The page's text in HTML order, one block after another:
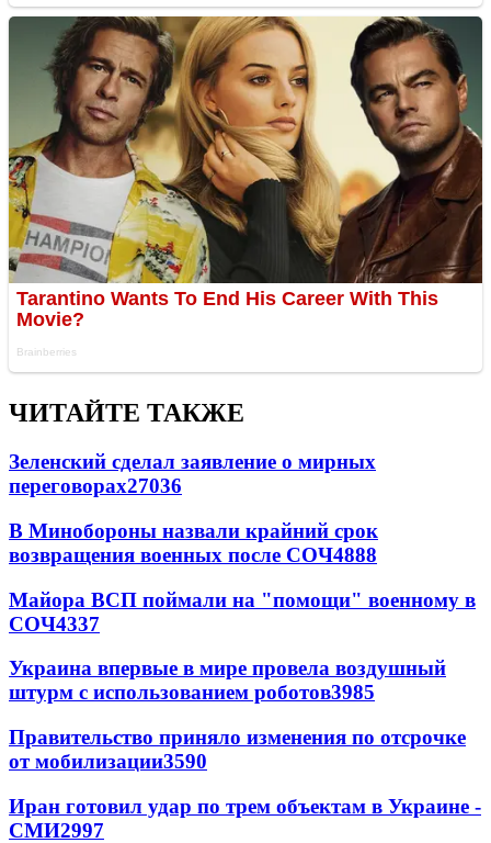
ЧИТАЙТЕ ТАКЖЕ
Зеленский сделал заявление о мирных
переговорах27036
В Минобороны назвали крайний срок
возвращения военных после СОЧ4888
Майора ВСП поймали на "помощи" военному в
СОЧ4337
Украина впервые в мире провела воздушный
штурм с использованием роботов3985
Правительство приняло изменения по отсрочке
от мобилизации3590
Иран готовил удар по трем объектам в Украине -
СМИ2997